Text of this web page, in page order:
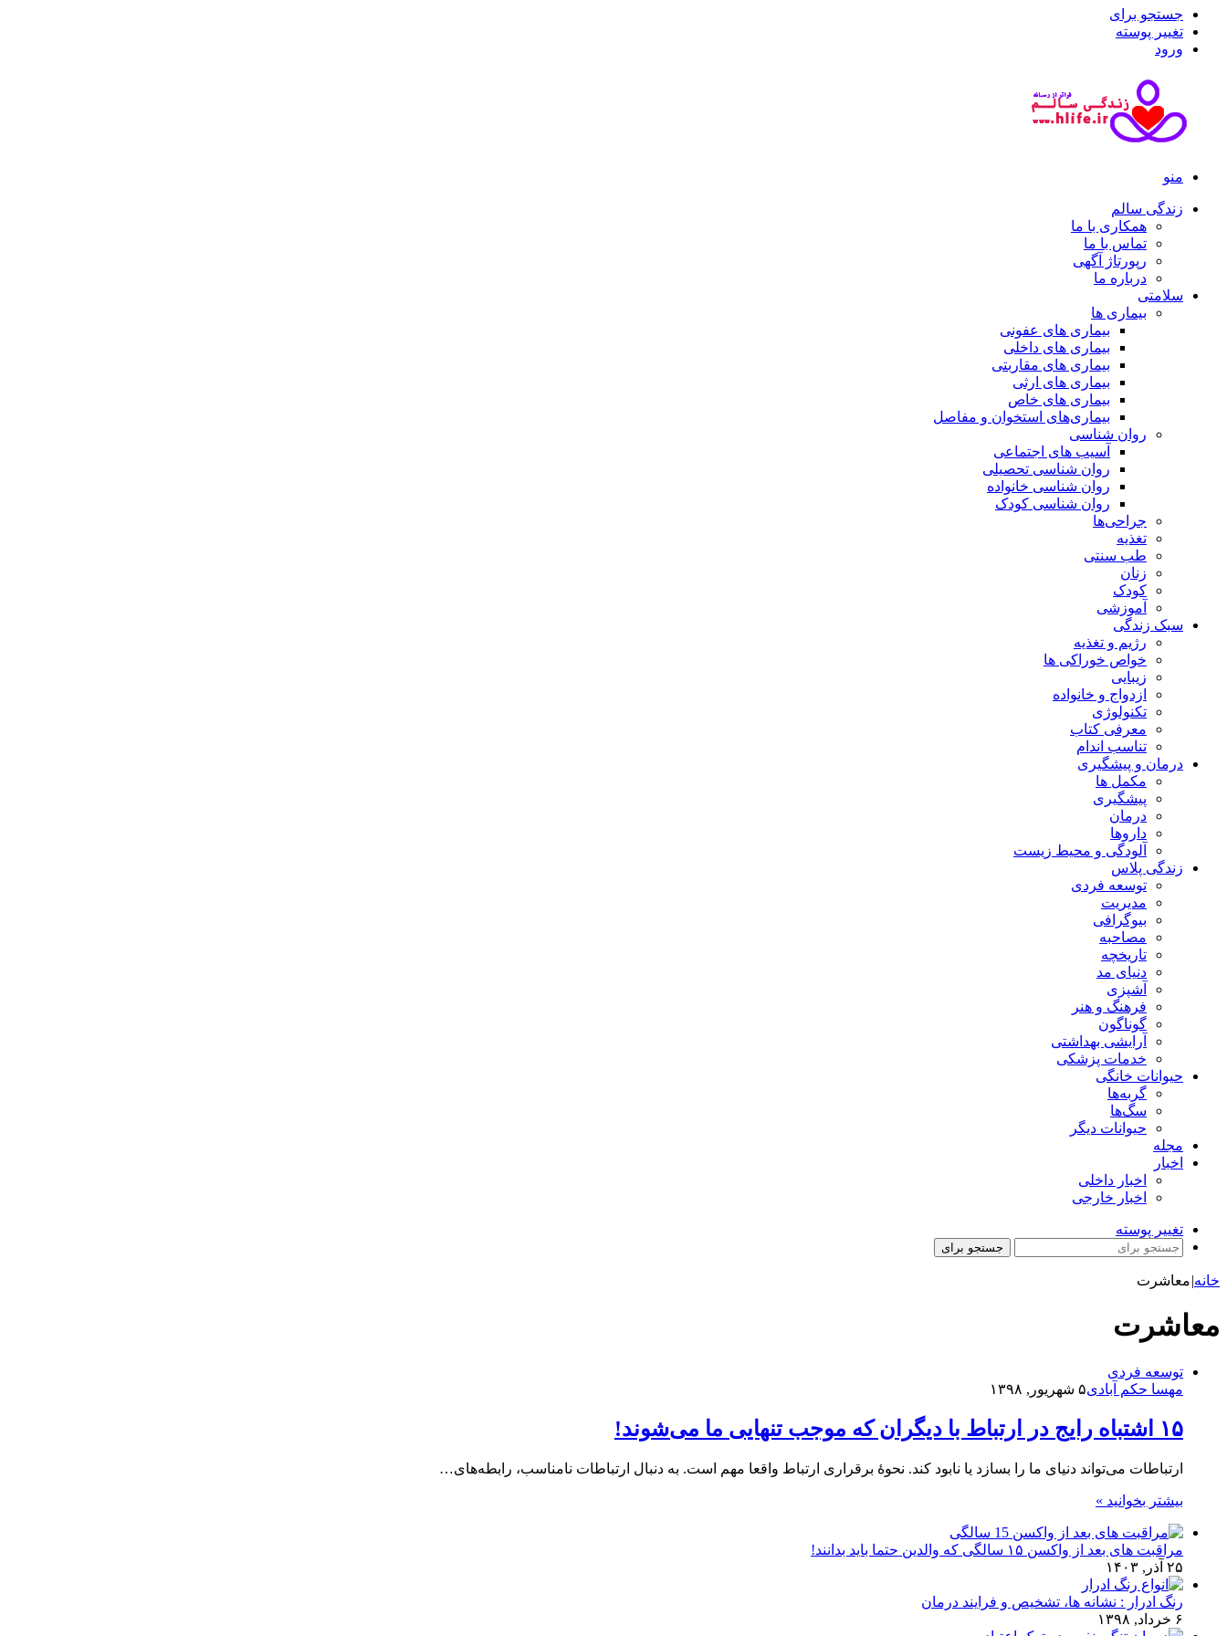
جستجو برای
تغییر پوسته
ورود
منو
زندگی سالم
همکاری با ما
تماس با ما
رپورتاژ آگهی
درباره ما
سلامتی
بیماری ها
بیماری های عفونی
بیماری های داخلی
بیماری های مقاربتی
بیماری های ارثی
بیماری های خاص
بیماری‌های استخوان و مفاصل
روان شناسی
آسیب های اجتماعی
روان شناسی تحصیلی
روان شناسی خانواده
روان شناسی کودک
جراحی‌ها
تغذیه
طب سنتی
زنان
کودک
آموزشی
سبک زندگی
رژیم و تغذیه
خواص خوراکی ها
زیبایی
ازدواج و خانواده
تکنولوژی
معرفی کتاب
تناسب اندام
درمان و پیشگیری
مکمل ها
پیشگیری
درمان
داروها
آلودگی و محیط زیست
زندگی پلاس
توسعه فردی
مدیریت
بیوگرافی
مصاحبه
تاریخچه
دنیای مد
آشپزی
فرهنگ و هنر
گوناگون
آرایشی بهداشتی
خدمات پزشکی
حیوانات خانگی
گربه‌ها
سگ‌ها
حیوانات دیگر
مجله
اخبار
اخبار داخلی
اخبار خارجی
تغییر پوسته
جستجو برای
خانه|معاشرت
معاشرت
توسعه فردی
مهسا حکم آبادی۵ شهریور, ۱۳۹۸
۱۵ اشتباه رایج در ارتباط با دیگران که موجب تنهایی ما می‌شوند!
ارتباطات می‌تواند دنیای ما را بسازد یا نابود کند. نحوهٔ برقراری ارتباط واقعا مهم است. به دنبال ارتباطات نامناسب، رابطه‌های…
بیشتر بخوانید »
مراقبت های بعد از واکسن ۱۵ سالگی که والدین حتما باید بدانند!
۲۵ آذر, ۱۴۰۳
رنگ ادرار : نشانه ها، تشخیص و فرایند درمان
۶ خرداد, ۱۳۹۸